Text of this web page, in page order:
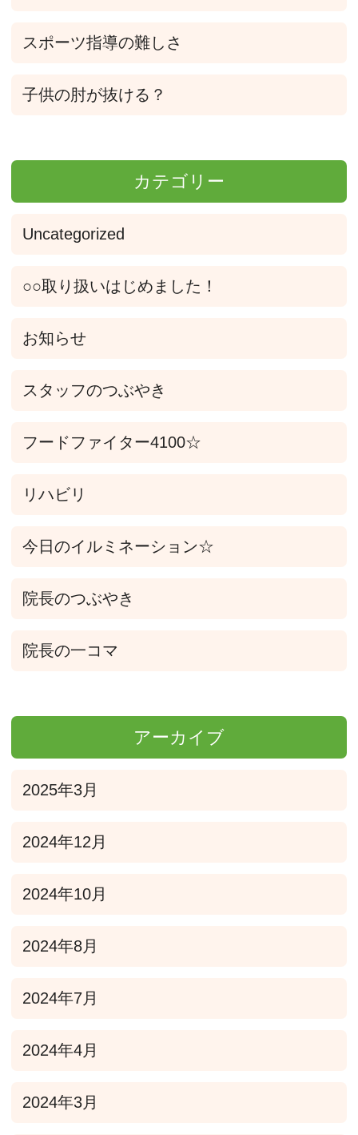
スポーツ指導の難しさ
子供の肘が抜ける？
カテゴリー
Uncategorized
○○取り扱いはじめました！
お知らせ
スタッフのつぶやき
フードファイター4100☆
リハビリ
今日のイルミネーション☆
院長のつぶやき
院長の一コマ
アーカイブ
2025年3月
2024年12月
2024年10月
2024年8月
2024年7月
2024年4月
2024年3月